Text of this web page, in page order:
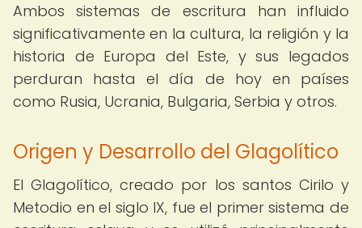
Ambos sistemas de escritura han influido
significativamente en la cultura, la religión y la
historia de Europa del Este, y sus legados
perduran hasta el día de hoy en países
como Rusia, Ucrania, Bulgaria, Serbia y otros.
Origen y Desarrollo del Glagolítico
El Glagolítico, creado por los santos Cirilo y
Metodio en el siglo IX, fue el primer sistema de